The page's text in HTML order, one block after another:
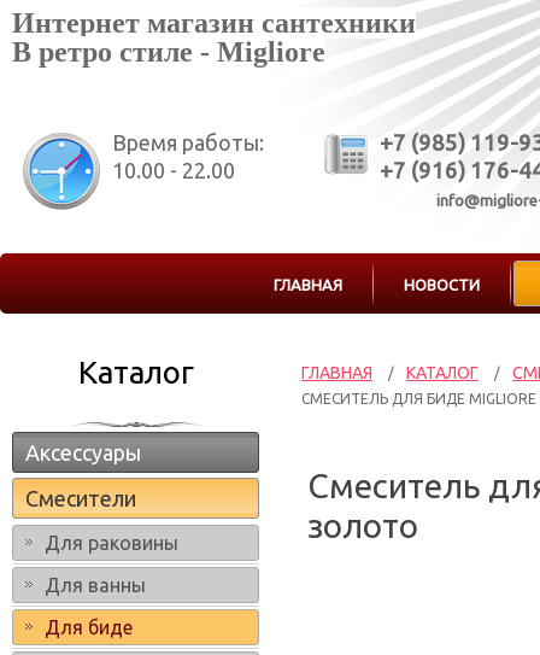
Интернет магазин сантехники
В ретро стиле - Migliore
Время работы:
10.00 - 22.00
+7 (985) 119-
+7 (916) 176-
ГЛАВНАЯ НОВОСТИ
Каталог
Аксессуары
Смесители
Для раковины
Для ванны
Для биде
ГЛАВНАЯ / КАТАЛОГ /
СМЕСИТЕЛЬ ДЛЯ БИДЕ MIGLIORE
Смеситель
золото